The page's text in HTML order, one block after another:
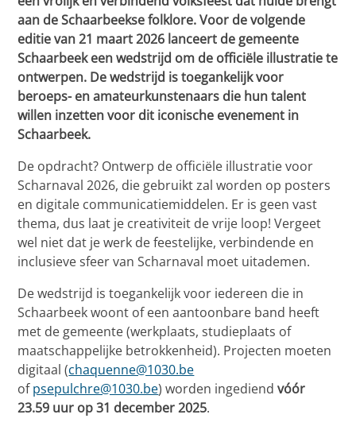
aan de Schaarbeekse folklore. Voor de volgende
editie van 21 maart 2026 lanceert de gemeente
Schaarbeek een wedstrijd om de officiële illustratie te
ontwerpen. De wedstrijd is toegankelijk voor
beroeps- en amateurkunstenaars die hun talent
willen inzetten voor dit iconische evenement in
Schaarbeek.
De opdracht? Ontwerp de officiële illustratie voor
Scharnaval 2026, die gebruikt zal worden op posters
en digitale communicatiemiddelen. Er is geen vast
thema, dus laat je creativiteit de vrije loop! Vergeet
wel niet dat je werk de feestelijke, verbindende en
inclusieve sfeer van Scharnaval moet uitademen.
De wedstrijd is toegankelijk voor iedereen die in
Schaarbeek woont of een aantoonbare band heeft
met de gemeente (werkplaats, studieplaats of
maatschappelijke betrokkenheid). Projecten moeten
digitaal (chaquenne@1030.be
ofpsepulchre@1030.be) worden ingediendvóór
23.59 uur op 31 december 2025.